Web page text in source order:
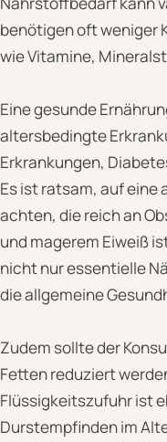
benötigen oft weniger
wie Vitamine,
Eine gesunde
altersbedingte
Erkrankungen,
Es ist ratsam, auf eine
achten, die reich an
und magerem Eiweiß
nicht nur essentielle
die allgemeine
Zudem sollte der
Fetten reduziert
Flüssigkeitszufuhr ist
Durstempfinden im